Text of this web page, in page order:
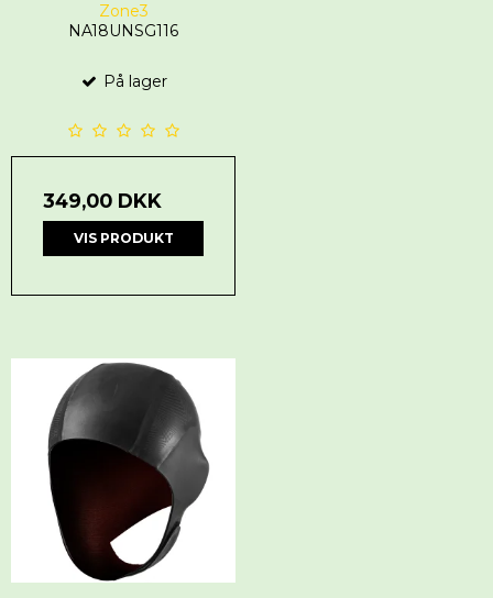
Zone3
NA18UNSG116
På lager
349,00 DKK
VIS PRODUKT